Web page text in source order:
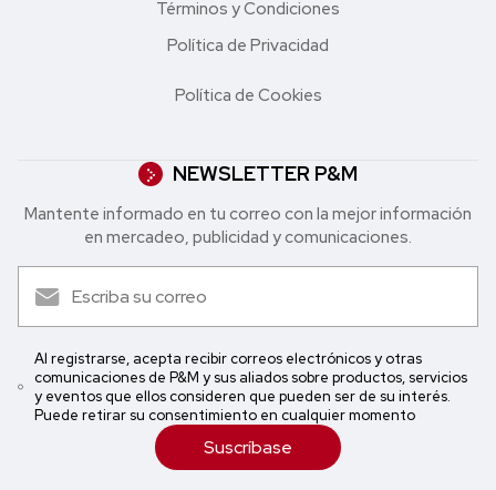
Términos y Condiciones
Política de Privacidad
Política de Cookies
NEWSLETTER P&M
Mantente informado en tu correo con la mejor in formación
en mercadeo, publicidad y comunicaciones.
Al registrarse, acepta recibir correos electrónicos y otras
comunicaciones de P&M y sus aliados sobre productos, servicios
y eventos que ellos consideren que pueden ser de su interés.
Puede retirar su consentimiento en cualquier momento
Suscríbase